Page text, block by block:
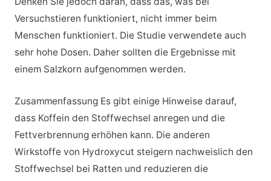
Versuchstieren funktioniert, nicht immer beim
Menschen funktioniert. Die Studie verwendete auch
sehr hohe Dosen. Daher sollten die Ergebnisse mit
einem Salzkorn aufgenommen werden.
Zusammenfassung Es gibt einige Hinweise darauf,
dass Koffein den Stoffwechsel anregen und die
Fettverbrennung erhöhen kann. Die anderen
Wirkstoffe von Hydroxycut steigern nachweislich den
Stoffwechsel bei Ratten und reduzieren die